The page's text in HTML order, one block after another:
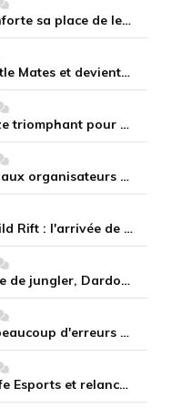
T1 brise l'élan de Dplus KIA et conforte sa place de leader en LCK 2026 Rounds 3-4
deLonge quitte officiellement Gentle Mates et devient agent libre
Riot Games réintroduit le skin Ryze triomphant pour récompenser la scène amateur
Riot Games donne plus de liberté aux organisateurs de tournois locaux sur League of Legends
Les champions disponibles sur Wild Rift : l'arrivée de Cho'Gath
Mercato LoL LCS : Dignitas change de jungler, Dardoch fait son retour en LCS, eXyu annonce sa retraite
BrokenBlade : « Nous avons fait beaucoup d'erreurs bêtes, mais une victoire reste une victoire et c'est une chose dont on peut se réjouir »
Gen.G s'impose face à Hanwha Life Esports et relance sa dynamique en LCK